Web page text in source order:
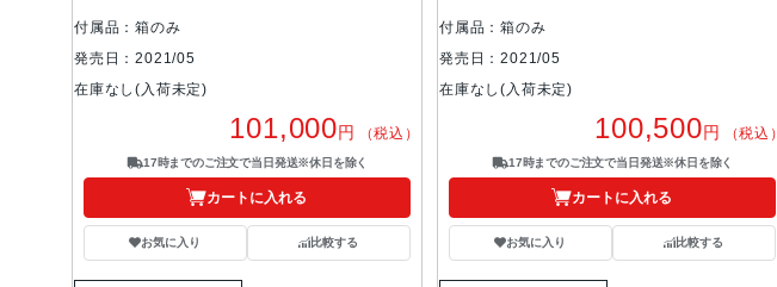
付属品：箱のみ
発売日：2021/05
在庫なし(入荷未定)
101,000円 （税込）
17時までのご注文で当日発送※休日を除く
カートに入れる
お気に入り 比較する
付属品：箱のみ
発売日：2021/05
在庫なし(入荷未定)
100,500円 （税込）
17時までのご注文で当日発送※休日を除く
カートに入れる
お気に入り 比較する